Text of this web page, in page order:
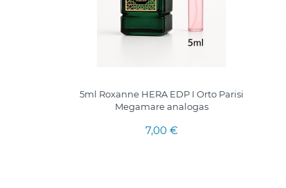
5ml Roxanne HERA EDP I Orto Parisi
Megamare analogas
7,00 €